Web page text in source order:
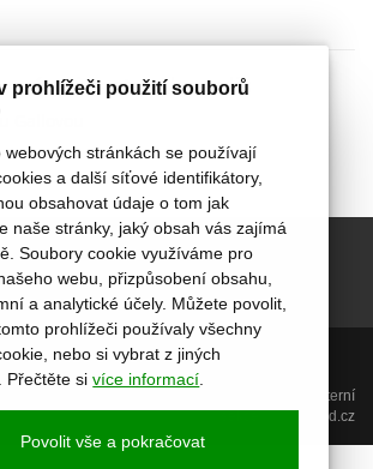
prohlížeči použití souborů
webových stránkách se používají
a další síťové identifikátory,
obsahovat údaje o tom jak
naše stránky, jaký obsah vás zajímá
Soubory cookie využíváme pro
webu, přizpůsobení obsahu,
a analytické účely. Můžete povolit,
prohlížeči používaly všechny
nebo si vybrat z jiných
Přečtěte sivíce informací
Povolit vše a pokračovat
rámci centra Akropolis
Gallovou
Termíny Foto Miniškolka
kurzy O nás
Kontakt
Centrum Akropolis, Uherské Hradiště |
Interní
icard.cz